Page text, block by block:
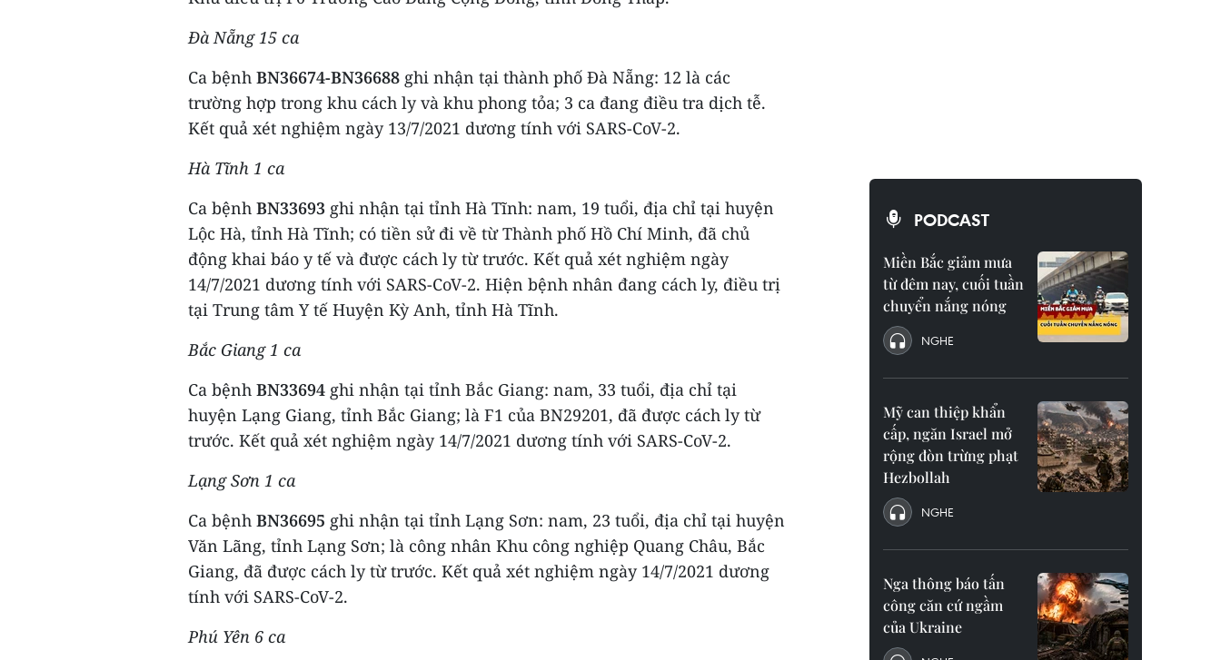
Đà Nẵng 15 ca
Ca bệnh BN36674-BN36688 ghi nhận tại thành phố Đà Nẵng: 12 là các
trường hợp trong khu cách ly và khu phong tỏa; 3 ca đang điều tra dịch tễ.
Kết quả xét nghiệm ngày 13/7/2021 dương tính với SARS-CoV-2.
Hà Tĩnh 1 ca
Ca bệnh BN33693 ghi nhận tại tỉnh Hà Tĩnh: nam, 19 tuổi, địa chỉ tại huyện
Lộc Hà, tỉnh Hà Tĩnh; có tiền sử đi về từ Thành phố Hồ Chí Minh, đã chủ
động khai báo y tế và được cách ly từ trước. Kết quả xét nghiệm ngày
14/7/2021 dương tính với SARS-CoV-2. Hiện bệnh nhân đang cách ly, điều trị
tại Trung tâm Y tế Huyện Kỳ Anh, tỉnh Hà Tĩnh.
Bắc Giang 1 ca
Ca bệnh BN33694 ghi nhận tại tỉnh Bắc Giang: nam, 33 tuổi, địa chỉ tại
huyện Lạng Giang, tỉnh Bắc Giang; là F1 của BN29201, đã được cách ly từ
trước. Kết quả xét nghiệm ngày 14/7/2021 dương tính với SARS-CoV-2.
Lạng Sơn 1 ca
Ca bệnh BN36695 ghi nhận tại tỉnh Lạng Sơn: nam, 23 tuổi, địa chỉ tại huyện
Văn Lãng, tỉnh Lạng Sơn; là công nhân Khu công nghiệp Quang Châu, Bắc
Giang, đã được cách ly từ trước. Kết quả xét nghiệm ngày 14/7/2021 dương
tính với SARS-CoV-2.
Phú Yên 6 ca
PODCAST
Miền Bắc giảm mưa
từ đêm nay, cuối tuần
chuyển nắng nóng
NGHE
Mỹ can thiệp khẩn
cấp, ngăn Israel mở
rộng đòn trừng phạt
Hezbollah
NGHE
Nga thông báo tấn
công căn cứ ngầm
của Ukraine